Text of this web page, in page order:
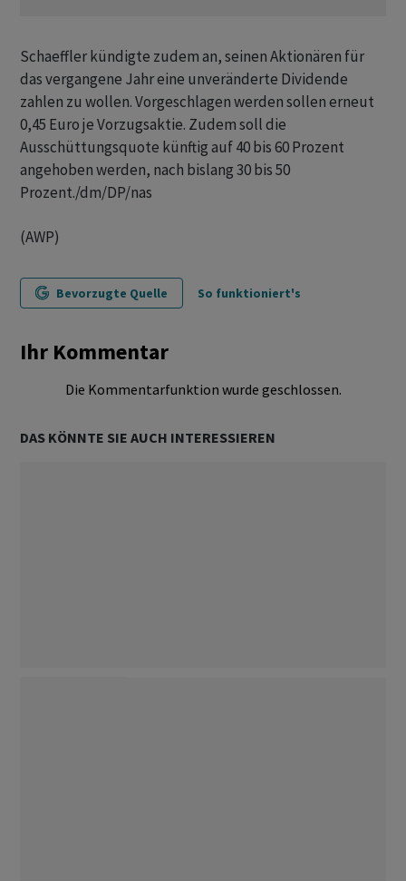
Schaeffler kündigte zudem an, seinen Aktionären für
das vergangene Jahr eine unveränderte Dividende
zahlen zu wollen. Vorgeschlagen werden sollen erneut
0,45 Euro je Vorzugsaktie. Zudem soll die
Ausschüttungsquote künftig auf 40 bis 60 Prozent
angehoben werden, nach bislang 30 bis 50
Prozent./dm/DP/nas
(AWP)
Bevorzugte Quelle So funktioniert's
Ihr Kommentar
Die Kommentarfunktion wurde geschlossen.
DAS KÖNNTE SIE AUCH INTERESSIEREN